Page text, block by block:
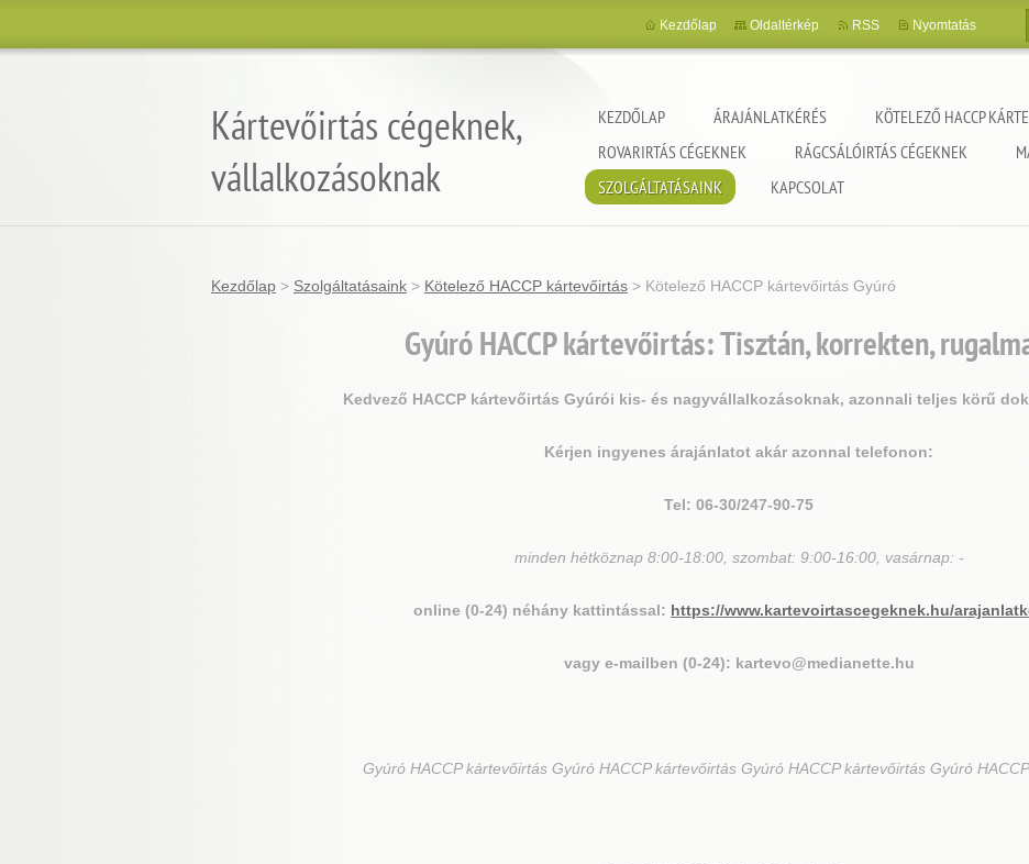
Kártevőirtás cégeknek,
vállalkozásoknak
KEZDŐLAP ÁRAJÁNLATKÉRÉS
KÖTELEZŐ HACCP
ROVARIRTÁS CÉGEKNEK
RÁGCSÁLÓIRTÁS CÉGEKNEK
SZOLGÁLTATÁSAINK
KAPCSOLAT
Kezdőlap Oldaltérkép RSS Nyomtatás
Kezdőlap > Szolgáltatásaink > Kötelező HACCP kártevőirtás > Kötelező HACCP kártevőirtás Gyúró
GyúróHACCP kártevőirtás: Tisztán, korrekten,
Kedvező HACCP kártevőirtás Gyúrói kis- és nagyvállalkozásoknak, azonnali teljes körű
Kérjen ingyenes árajánlatot akár azonnal telefonon:
Tel: 06-30/247-90-75
minden hétköznap 8:00-18:00, szombat: 9:00-16:00, vasárnap: -
online (0-24) néhány kattintással: https://www.kartevoirtascegeknek.hu/
vagy e-mailben (0-24): kartevo@medianette.hu
Gyúró HACCP kártevőirtás Gyúró HACCP kártevőirtás Gyúró HACCP kártevőirtás Gyúró